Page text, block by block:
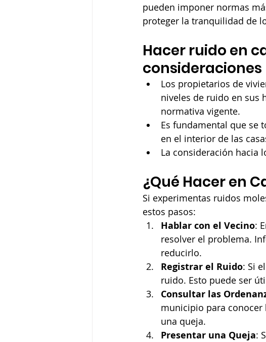
pueden imponer normas
proteger la tranquilidad de
Hacer ruido en
consideraciones
Los propietarios de
niveles de ruido en sus
normativa vigente.
Es fundamental que se
en el interior de las
La consideración hacia
¿Qué Hacer en
Si experimentas ruidos
estos pasos:
Hablar con el Vecino:
resolver el problema.
reducirlo.
Registrar el Ruido: Si
ruido. Esto puede ser
Consultar las
municipio para
una queja.
Presentar una Queja: